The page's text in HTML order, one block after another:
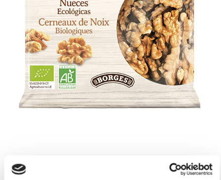
Nueces Ecológicas